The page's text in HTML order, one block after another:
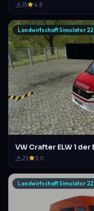
15 4.8
Landwirtschaft Simulator 22
25 5.0
Landwirtschaft Simulator 22